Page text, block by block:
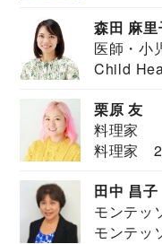
森田 麻里
医師・小
Child
栗原 友
料理家
料理家
田中 昌子
モンテッ
ズハウス
モンテッ